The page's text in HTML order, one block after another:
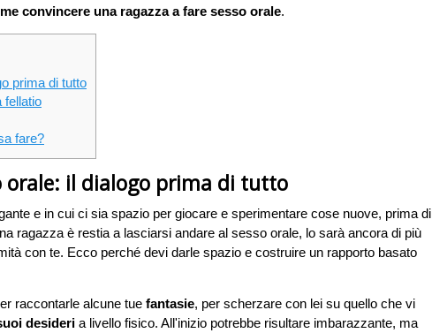
convincere una ragazza a fare sesso orale.
prima di tutto
fellatio
fare?
orale: il dialogo prima di tutto
e in cui ci sia spazio per giocare e sperimentare cose nuove, prima di
ragazza è restia a lasciarsi andare al sesso orale, lo sarà ancora di più
con te. Ecco perché devi darle spazio e costruire un rapporto basato
raccontarle alcune tue fantasie, per scherzare con lei su quello che vi
desideri a livello fisico. All'inizio potrebbe risultare imbarazzante, ma